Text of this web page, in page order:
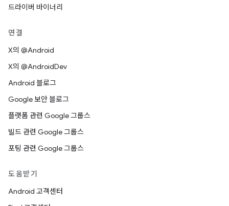
드라이버 바이너리
연결
X의 @Android
X의 @AndroidDev
Android 블로그
Google 보안 블로그
플랫폼 관련 Google 그룹스
빌드 관련 Google 그룹스
포팅 관련 Google 그룹스
도움받기
Android 고객센터